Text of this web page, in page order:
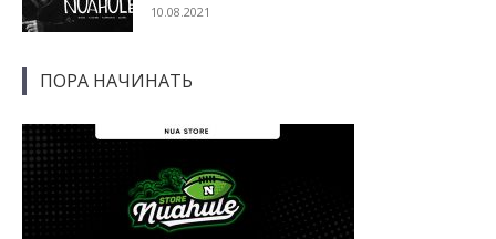
10.08.2021
ПОРА НАЧИНАТЬ